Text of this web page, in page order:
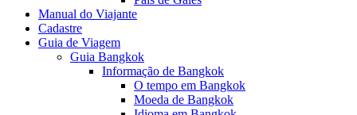
Manual do Viajante
Cadastre
Guia de Viagem
Guia Bangkok
Informação de Bangkok
O tempo em Bangkok
Moeda de Bangkok